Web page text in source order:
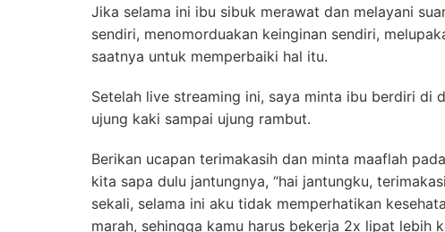
Jika selama ini ibu sibuk merawat dan melayani
sendiri, menomorduakan keinginan sendiri,
saatnya untuk memperbaiki hal itu.
Setelah live streaming ini, saya minta ibu berdiri di
ujung kaki sampai ujung rambut.
Berikan ucapan terimakasih dan minta maaflah
kita sapa dulu jantungnya, “hai jantungku,
sekali, selama ini aku tidak memperhatikan
marah, sehingga kamu harus bekerja 2x lipat lebih